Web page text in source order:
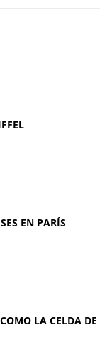
EN PARÍS
LA CELDA DE